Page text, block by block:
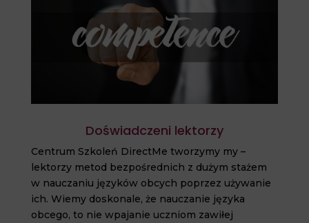
Doświadczeni lektorzy
Centrum Szkoleń DirectMe tworzymy my –
lektorzy metod bezpośrednich z dużym stażem
w nauczaniu języków obcych poprzez używanie
ich. Wiemy doskonale, że nauczanie języka
obcego, to nie wpajanie uczniom zawiłej